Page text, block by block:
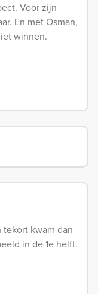
Voor zijn
En met Osman,
winnen.
tekort kwam dan
in de 1e helft.